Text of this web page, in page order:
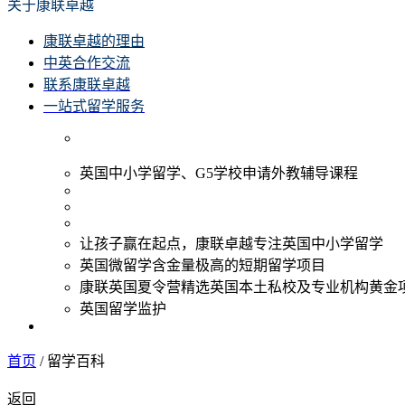
关于康联卓越
康联卓越的理由
中英合作交流
联系康联卓越
一站式留学服务
英国中小学留学、G5学校申请外教辅导课程
让孩子赢在起点，康联卓越专注英国中小学留学
英国微留学含金量极高的短期留学项目
康联英国夏令营精选英国本土私校及专业机构黄金
英国留学监护
首页 / 留学百科
返回